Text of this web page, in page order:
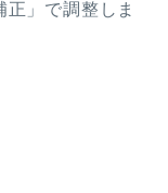
」で調整しま